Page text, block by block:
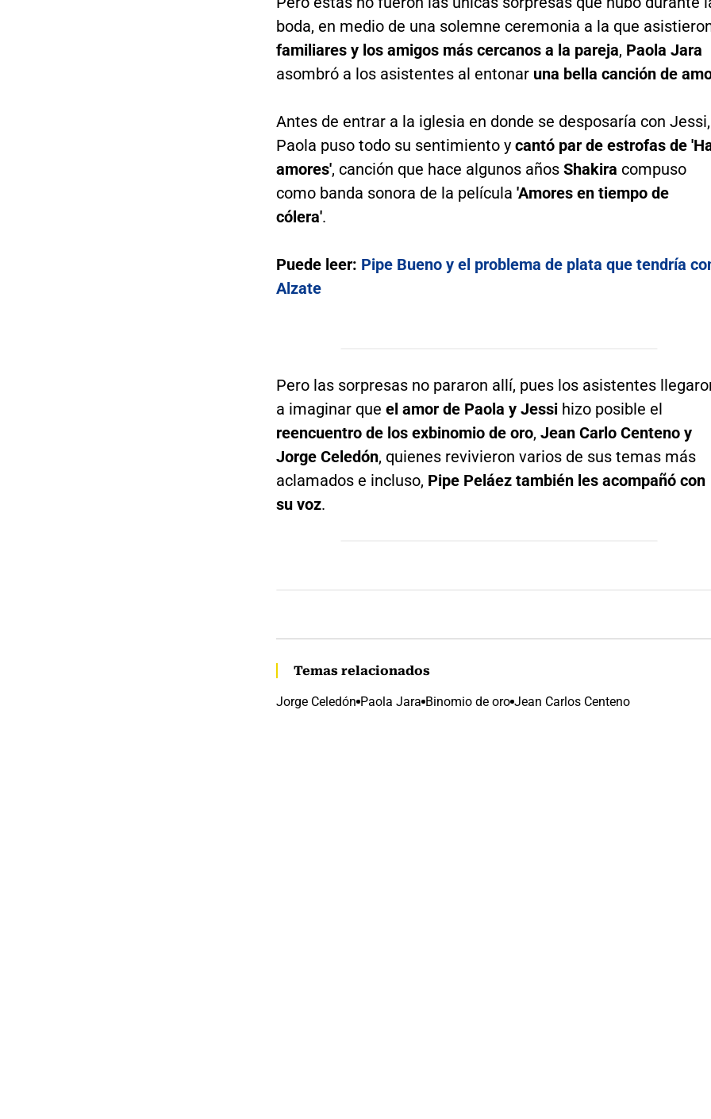
boda, en medio de una solemne ceremonia a la que
familiares y los amigos más cercanos a la pareja, Paola Jara
asombró a los asistentes al entonar una bella canción de
Antes de entrar a la iglesia en donde se desposaría con Jessi,
Paola puso todo su sentimiento y cantó par de estrofas de
amores', canción que hace algunos años Shakira compuso
como banda sonora de la película 'Amores en tiempo de
cólera'.
Puede leer: Pipe Bueno y el problema de plata que tendría
Alzate
Pero las sorpresas no pararon allí, pues los asistentes
a imaginar que el amor de Paola y Jessi hizo posible el
reencuentro de los exbinomio de oro, Jean Carlo Centeno y
Jorge Celedón, quienes revivieron varios de sus temas más
aclamados e incluso, Pipe Peláez también les acompañó con
su voz.
Temas relacionados
Jorge Celedón Paola Jara Binomio de oro Jean Carlos Centeno